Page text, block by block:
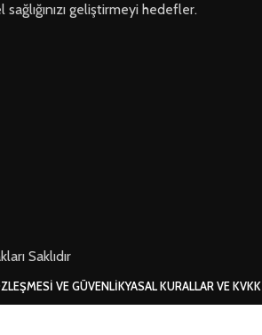
geliştirmeyi hedefler.
Saklıdır
VE GÜVENLIKYASAL KURALLAR VE KVKK